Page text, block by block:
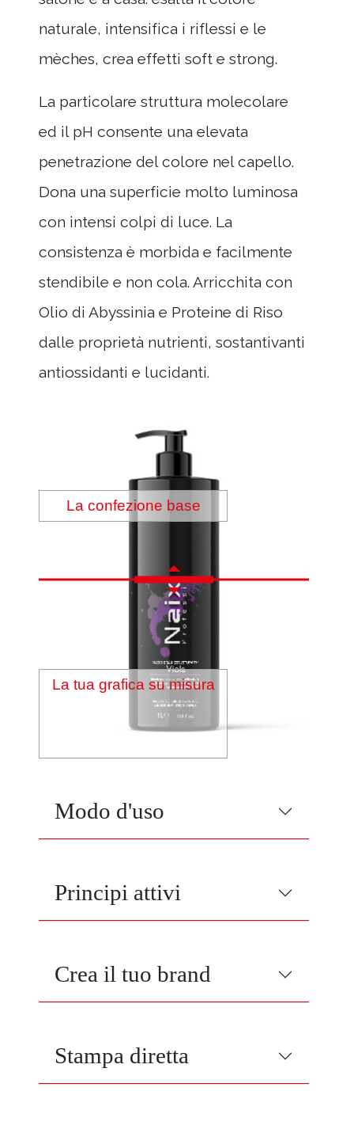
naturale, intensifica i riflessi e le
mèches, crea effetti soft e strong.
La particolare struttura molecolare
ed il pH consente una elevata
penetrazione del colore nel capello.
Dona una superficie molto luminosa
con intensi colpi di luce. La
consistenza è morbida e facilmente
stendibile e non cola. Arricchita con
Olio di Abyssinia e Proteine di Riso
dalle proprietà nutrienti, sostantivanti
antiossidanti e lucidanti.
La confezione base
La tua grafica su misura
Modo d'uso
Principi attivi
Crea il tuo brand
Stampa diretta